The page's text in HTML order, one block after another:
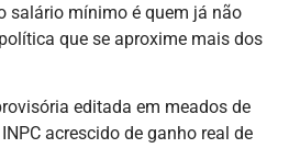
salário mínimo é quem já não
que se aproxime mais dos
editada em meados de
acrescido de ganho real de